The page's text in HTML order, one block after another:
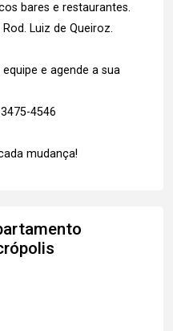
bares e restaurantes.
Luiz de Queiroz.
e agende a sua
4546
mudança!